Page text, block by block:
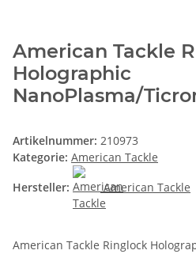
American Tackle
Holographic
NanoPlasma/
Artikelnummer: 210973
Kategorie: American Tackle
Hersteller:
American Tackle
American Tackle Ringlock